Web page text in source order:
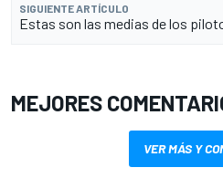
SIGUIENTE ARTÍCULO
Estas son las medias de los
MEJORES
VER MÁS Y